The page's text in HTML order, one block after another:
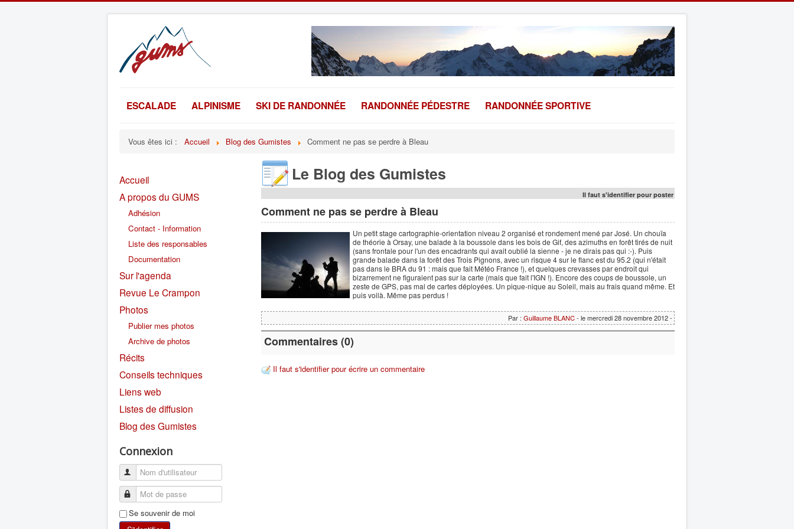
ESCALADE ALPINISME SKI DE RANDONNÉE RANDONNÉE PÉDESTRE RANDONNÉE SPORTIVE
Vous êtes ici : Accueil Blog des Gumistes Comment ne pas se perdre à Bleau
Accueil
A propos du GUMS
Adhésion
Contact - Information
Liste des responsables
Documentation
Sur l'agenda
Revue Le Crampon
Photos
Publier mes photos
Archive de photos
Récits
Conseils techniques
Liens web
Listes de diffusion
Blog des Gumistes
Connexion
Se souvenir de moi
Le Blog des Gumistes
Il faut s'identifier pour poster
Comment ne pas se perdre à Bleau
Un petit stage cartographie-orientation niveau 2 organisé et rondement mené par José. Un chouïa
de théorie à Orsay, une balade à la boussole dans les bois de Gif, des azimuths en forêt tirés de nuit
(sans frontale pour l'un des encadrants qui avait oublié la sienne - je ne dirais pas qui :-). Puis
grande balade dans la forêt des Trois Pignons, avec un risque 4 sur le flanc est du 95.2 (qui n'était
pas dans le BRA du 91 : mais que fait Météo France !), et quelques crevasses par endroit qui
bizarrement ne figuraient pas sur la carte (mais que fait l'IGN !). Encore des coups de boussole, un
zeste de GPS, pas mal de cartes déployées. Un pique-nique au Soleil, mais au frais quand même. Et
puis voilà. Même pas perdus !
Par : Guillaume BLANC- le mercredi 28 novembre 2012 -
Commentaires (0)
Il faut s'identifier pour écrire un commentaire